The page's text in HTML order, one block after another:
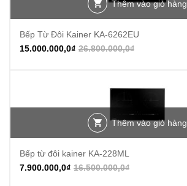
Thêm vào giỏ hàng
Bếp Từ Đôi Kainer KA-6262EU
26.800.000,0₫
15.000.000,0₫
Thêm vào giỏ hàng
Bếp từ đôi kainer KA-228ML
16.500.000,0₫
7.900.000,0₫